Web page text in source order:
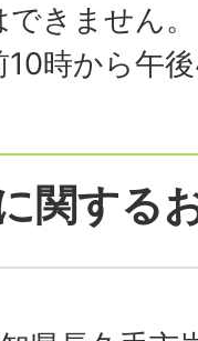
きません。
10時から午
関する